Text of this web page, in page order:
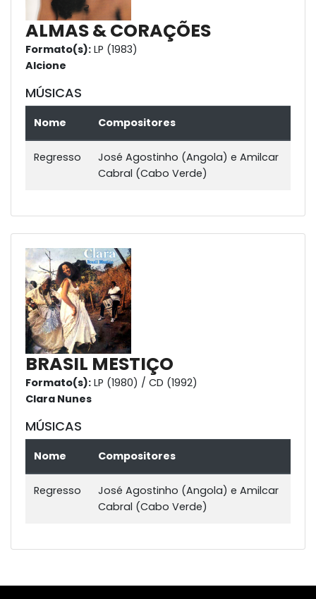
ALMAS & CORAÇÕES
Formato(s): LP (1983)
Alcione
MÚSICAS
Nome Compositores
Regresso
José Agostinho (Angola) e Amilcar
Cabral (Cabo Verde)
BRASIL MESTIÇO
Formato(s): LP (1980) / CD (1992)
Clara Nunes
MÚSICAS
Nome Compositores
Regresso
José Agostinho (Angola) e Amilcar
Cabral (Cabo Verde)